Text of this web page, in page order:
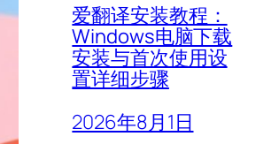
爱翻译安装教程：
Windows电脑下载
安装与首次使用设
置详细步骤
2026年8月1日